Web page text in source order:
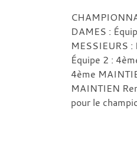
DAMES :
MESSIEURS
Équipe 2 :
4ème
MAINTIEN
pour le